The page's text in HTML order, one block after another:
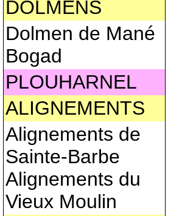
DOLMENS
Dolmen de Mané
Bogad
PLOUHARNEL
ALIGNEMENTS
Alignements de
Sainte-Barbe
Alignements du
Vieux Moulin